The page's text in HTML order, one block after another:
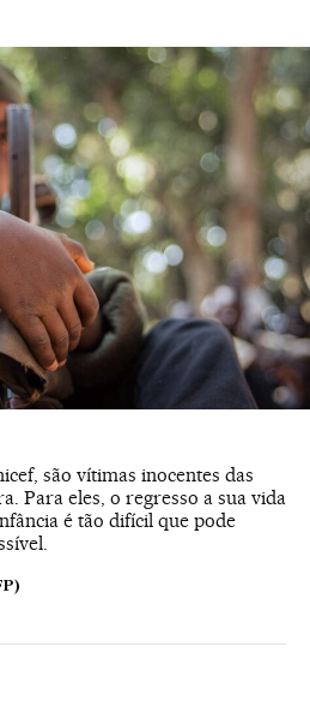
são vítimas inocentes das
Para eles, o regresso a sua vida
é tão difícil que pode